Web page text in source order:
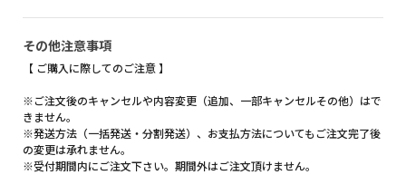
その他注意事項
【 ご購入に際してのご注意 】
※ご注文後のキャンセルや内容変更（追加、一部キャンセルその他）はで
きません。
※発送方法（一括発送・分割発送）、お支払方法についてもご注文完了後
の変更は承れません。
※受付期間内にご注文下さい。期間外はご注文頂けません。